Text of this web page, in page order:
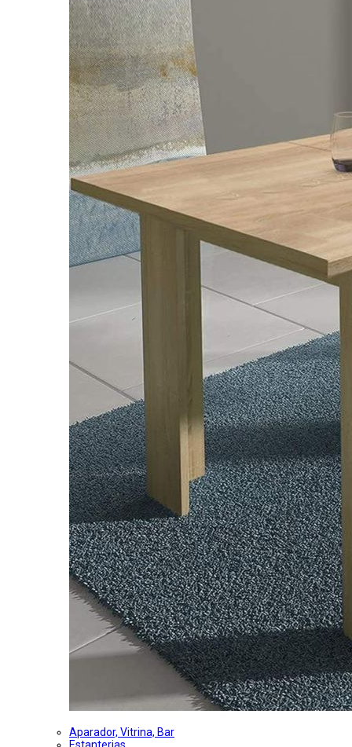
Aparador, Vitrina, Bar